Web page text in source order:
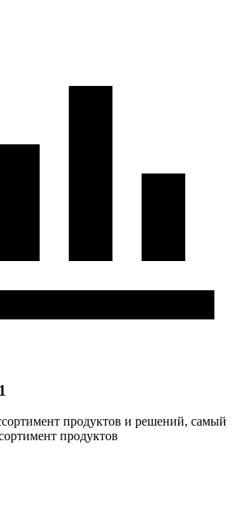
продуктов и решений, самый
продуктов